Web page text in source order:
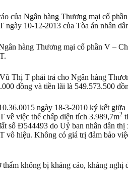
của Ngân hàng Thương mại cổ
ngày 10-12-2013 của Tòa án nhân
hàng Thương mại cổ phần V –
Thị T phải trả cho Ngân hàng
đồng và tiền lãi là 549.573.500
ngày 18-3-2010 ký kết
về việc thế chấp diện tích 3.989,7m2
số Đ544493 do Uỷ ban nhân dân
hiệu. Không có giá trị đảm bảo
thẩm không bị kháng cáo, kháng